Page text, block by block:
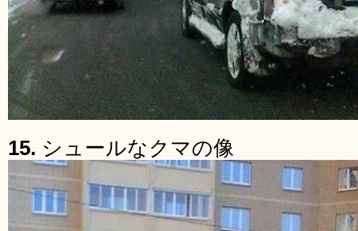
15. シュールなクマの像